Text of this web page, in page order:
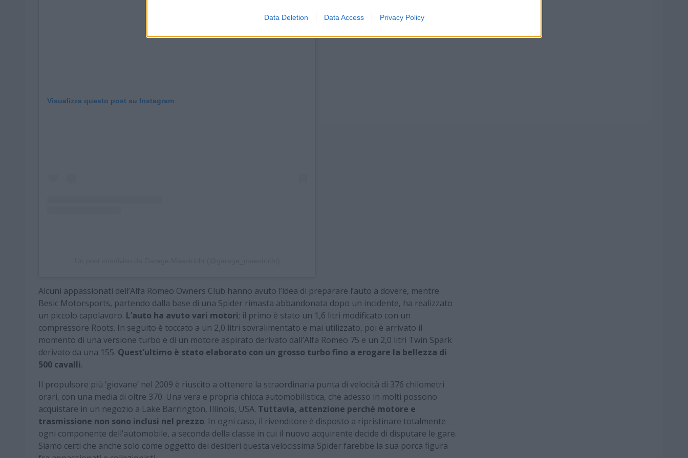
Data Deletion Data Access Privacy Policy
Visualizza questo post su Instagram
Alcuni appassionati dell’Alfa Romeo Owners Club hanno avuto l’idea di preparare l’auto a dovere, mentre
Besic Motorsports, partendo dalla base di una Spider rimasta abbandonata dopo un incidente, ha realizzato
un piccolo capolavoro. L’auto ha avuto vari motori; il primo è stato un 1,6 litri modificato con un
compressore Roots. In seguito è toccato a un 2,0 litri sovralimentato e mai utilizzato, poi è arrivato il
momento di una versione turbo e di un motore aspirato derivato dall’Alfa Romeo 75 e un 2,0 litri Twin Spark
derivato da una 155. Quest’ultimo è stato elaborato con un grosso turbo fino a erogare la bellezza di
500 cavalli.
Il propulsore più ‘giovane’ nel 2009 è riuscito a ottenere la straordinaria punta di velocità di 376 chilometri
orari, con una media di oltre 370. Una vera e propria chicca automobilistica, che adesso in molti possono
acquistare in un negozio a Lake Barrington, Illinois, USA. Tuttavia, attenzione perché motore e
trasmissione non sono inclusi nel prezzo. In ogni caso, il rivenditore è disposto a ripristinare totalmente
ogni componente dell’automobile, a seconda della classe in cui il nuovo acquirente decide di disputare le gare.
Siamo certi che anche solo come oggetto dei desideri questa velocissima Spider farebbe la sua porca figura